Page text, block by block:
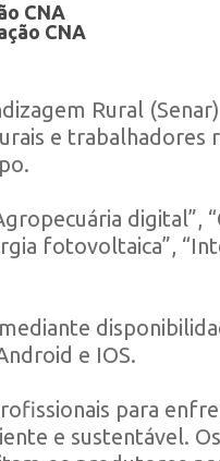
CNA
CNA
Rural
e
digital”,
fotovoltaica”,
e IOS.
para
e sustentável.